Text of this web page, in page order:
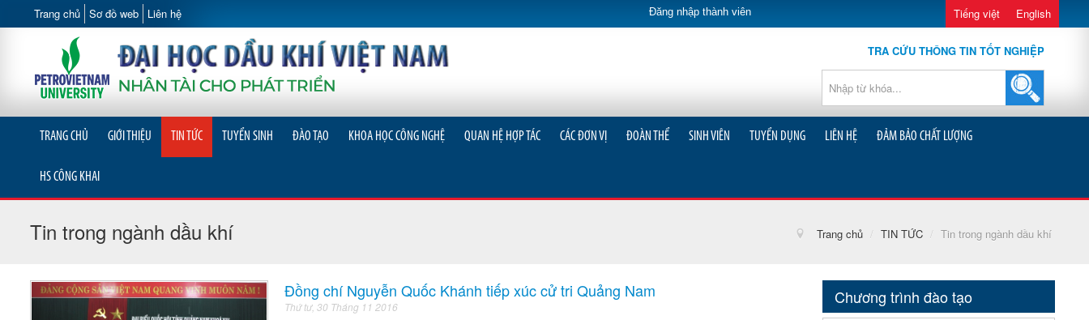
Trang chủ Sơ đồ web Liên hệ Đăng nhập thành viên Tiếng việt English
TRA CỨU THÔNG TIN TỐT NGHIỆP
TRANG CHỦ GIỚI THIỆU TIN TỨC TUYỂN SINH ĐÀO TẠO KHOA HỌC CÔNG NGHỆ QUAN HỆ HỢP TÁC CÁC ĐƠN VỊ ĐOÀN THỂ SINH VIÊN TUYỂN DỤNG LIÊN HỆ ĐẢM BẢO CHẤT LƯỢNG
HS CÔNG KHAI
Tin trong ngành dầu khí Trang chủ / TIN TỨC / Tin trong ngành dầu khí
Đồng chí Nguyễn Quốc Khánh tiếp xúc cử tri Quảng Nam
Thứ tư, 30 Tháng 11 2016 Chương trình đào tạo